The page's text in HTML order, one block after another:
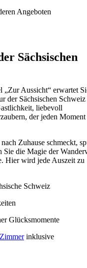
Angeboten
Sächsischen
Aussicht“ erwartet
der Sächsischen
liebevoll
der jeden Moment
Zuhause schmeckt,
Sie die Magie der
Hier wird jede Auszeit zu
Schweiz
Glücksmomente
inklusive